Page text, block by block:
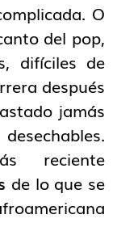
O
del pop,
difíciles de
después
jamás
reciente
de lo que se